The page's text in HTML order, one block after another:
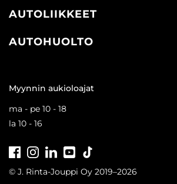
AUTOLIIKKEET
AUTOHUOLTO
Myynnin aukioloajat
ma - pe 10 - 18
la 10 - 16
FacebookInstagramLinkedInYoutube
© J. Rinta-Jouppi Oy 2019–2026